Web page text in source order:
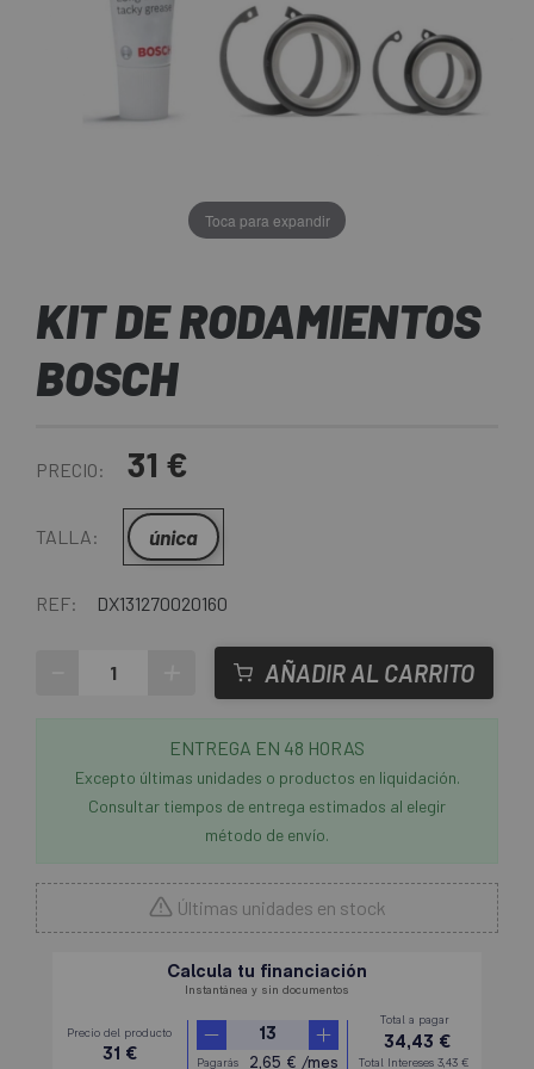
Toca para expandir
KIT DE RODAMIENTOS
BOSCH
PRECIO: 31 €
TALLA: única
REF: DX131270020160
AÑADIR AL CARRITO
ENTREGA EN 48 HORAS
Excepto últimas unidades o productos en liquidación.
Consultar tiempos de entrega estimados al elegir
método de envío.
Últimas unidades en stock